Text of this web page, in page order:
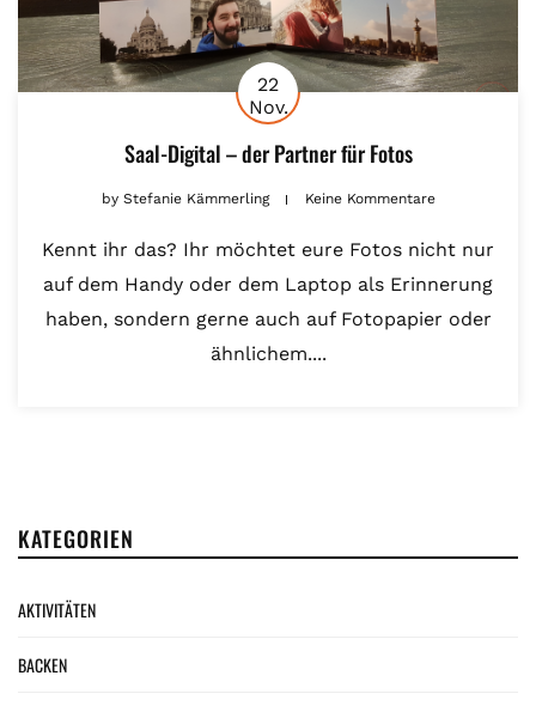
22
Nov.
Saal-Digital – der Partner für Fotos
byStefanie Kämmerling Keine Kommentare
Kennt ihr das? Ihr möchtet eure Fotos nicht nur
auf dem Handy oder dem Laptop als Erinnerung
haben, sondern gerne auch auf Fotopapier oder
ähnlichem....
KATEGORIEN
AKTIVITÄTEN
BACKEN